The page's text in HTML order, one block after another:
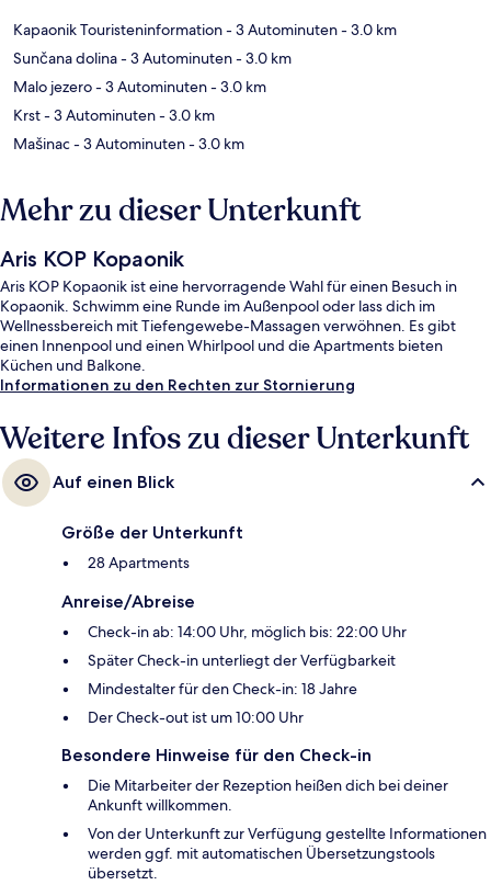
Kapaonik Touristeninformation- 3 Autominuten- 3.0 km
Sunčana dolina- 3 Autominuten- 3.0 km
Malo jezero- 3 Autominuten- 3.0 km
Krst- 3 Autominuten- 3.0 km
Mašinac- 3 Autominuten- 3.0 km
Mehr zu dieser Unterkunft
Aris KOP Kopaonik
Aris KOP Kopaonik ist eine hervorragende Wahl für einen Besuch in
Kopaonik. Schwimm eine Runde im Außenpool oder lass dich im
Wellnessbereich mit Tiefengewebe-Massagen verwöhnen. Es gibt
einen Innenpool und einen Whirlpool und die Apartments bieten
Küchen und Balkone.
Informationen zu den Rechten zur Stornierung
Weitere Infos zu dieser Unterkunft
Auf einen Blick
Größe der Unterkunft
28 Apartments
Anreise/Abreise
Check-in ab: 14:00 Uhr, möglich bis: 22:00 Uhr
Später Check-in unterliegt der Verfügbarkeit
Mindestalter für den Check-in: 18 Jahre
Der Check-out ist um 10:00 Uhr
Besondere Hinweise für den Check-in
Die Mitarbeiter der Rezeption heißen dich bei deiner
Ankunft willkommen.
Von der Unterkunft zur Verfügung gestellte Informationen
werden ggf. mit automatischen Übersetzungstools
übersetzt.